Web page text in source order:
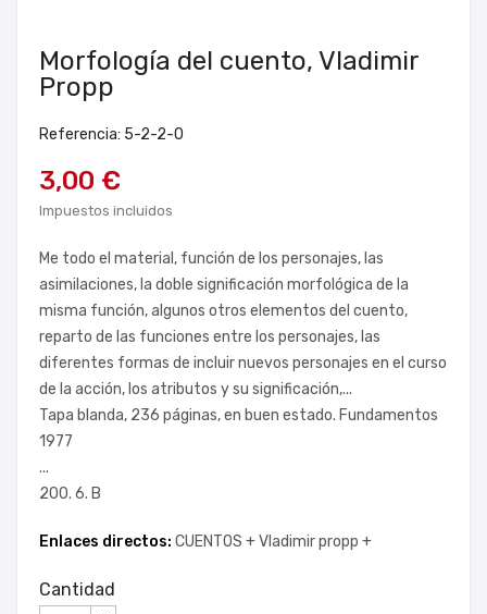
Morfología del cuento, Vladimir
Propp
Referencia: 5-2-2-0
3,00 €
Impuestos incluidos
Me todo el material, función de los personajes, las
asimilaciones, la doble significación morfológica de la
misma función, algunos otros elementos del cuento,
reparto de las funciones entre los personajes, las
diferentes formas de incluir nuevos personajes en el curso
de la acción, los atributos y su significación,...
Tapa blanda, 236 páginas, en buen estado. Fundamentos
1977
...
200. 6. B
Enlaces directos: CUENTOS +Vladimir propp +
Cantidad